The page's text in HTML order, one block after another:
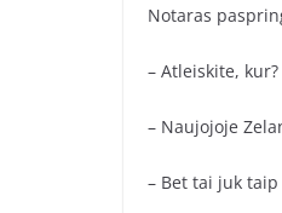
Notaras
– Atleiskite, kur?
– Naujojoje
– Bet tai juk